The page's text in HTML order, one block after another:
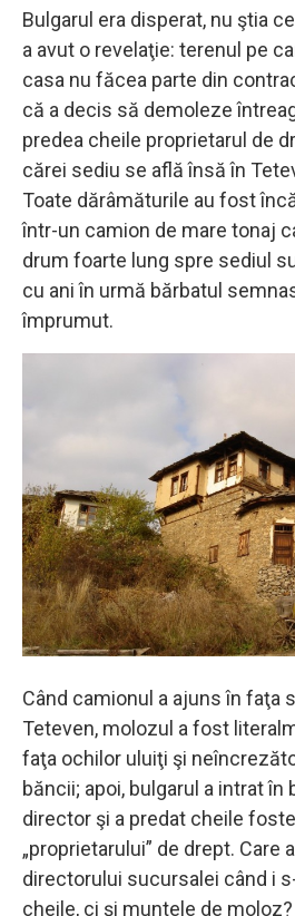
Bulgarul era disperat, nu ştia
a avut o revelaţie: terenul pe
casa nu făcea parte din
că a decis să demoleze
predea cheile proprietarul de
cărei sediu se află însă în
Toate dărâmăturile au fost
într-un camion de mare tonaj
drum foarte lung spre sediul
cu ani în urmă bărbatul
împrumut.
Când camionul a ajuns în faţa
Teteven, molozul a fost
faţa ochilor uluiţi şi
băncii; apoi, bulgarul a intrat în
director şi a predat cheile
„proprietarului” de drept. Care
directorului sucursalei când i
cheile, ci şi muntele de moloz?